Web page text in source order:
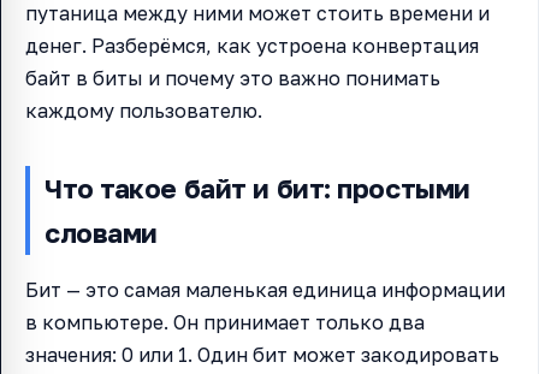
путаница между ними может стоить времени и
денег. Разберёмся, как устроена конвертация
байт в биты и почему это важно понимать
каждому пользователю.
Что такое байт и бит: простыми
словами
Бит — это самая маленькая единица информации
в компьютере. Он принимает только два
значения: 0 или 1. Один бит может закодировать